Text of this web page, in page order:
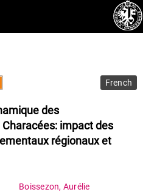
French
des
impact des
régionaux et
Boissezon, Aurélie